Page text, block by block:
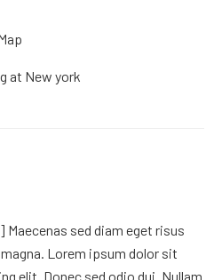
at New york
sed diam eget risus
Lorem ipsum dolor sit
elit. Donec sed odio dui. Nullam